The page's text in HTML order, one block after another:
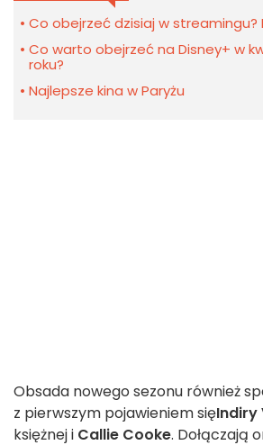
Co obejrzeć dzisiaj w streamingu?
Co warto obejrzeć na Disney+ w
roku?
Najlepsze kina w Paryżu
Obsada nowego sezonu również
z pierwszym pojawieniem sięIndiry
księżnej i Callie Cooke. Dołączają